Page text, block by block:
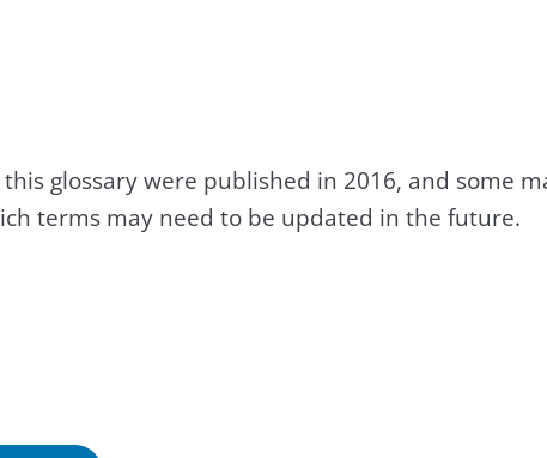
glossary were published in 2016, and some
terms may need to be updated in the future.